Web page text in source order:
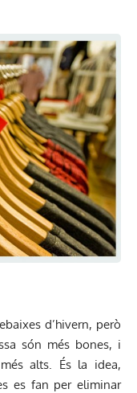
d’hivern, però
són més bones, i
alts. És la idea,
es fan per eliminar